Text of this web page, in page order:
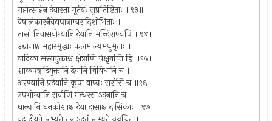
महोत्साहेन देयास्ता मूर्तयः सुप्रतिष्ठिताः ॥९३॥
वेषालंकारनैवेद्यपात्राम्बरादिशोभिताः ।
तासां निवासयोग्यानि देयानि मन्दिराण्यपि ॥९४॥
उद्यानाश्च महास्मृद्धाः फलमाल्यमधुभृताः ।
वाटिका सस्ययुक्ताश्च क्षेत्राणि चेक्षुवन्ति हि ॥९५॥
शाकपत्रादियुक्तानि देयानि विविधानि च ।
अरण्यानि प्रदेयानि कूपा वाप्यः सरांसि च ॥९६॥
उपभोग्यानि सर्वाणि गन्धरसाऽदनानि च ।
धान्यानि धनकोशाश्च देया दासाश्च दासिकाः ॥९७॥